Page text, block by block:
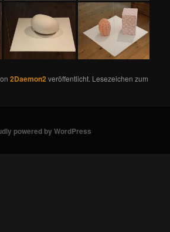
2Daemon2veröffentlicht. Lesezeichen zum
powered by WordPress